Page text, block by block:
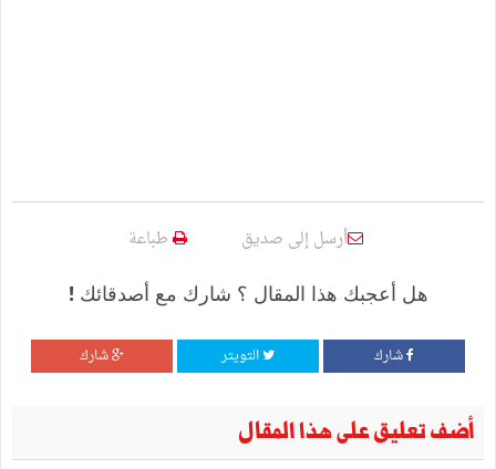
أرسل إلى صديق طباعة
هل أعجبك هذا المقال ؟ شارك مع أصدقائك !
شارك التويتر شارك
أضف تعليق على هذا المقال